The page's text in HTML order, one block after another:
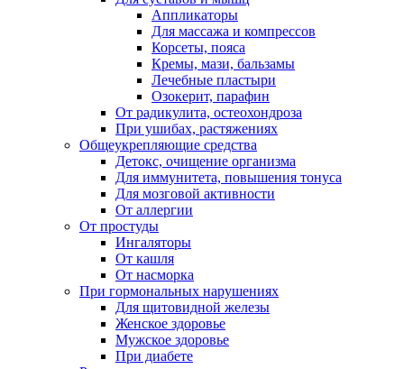
Аппликаторы
Для массажа и компрессов
Корсеты, пояса
Кремы, мази, бальзамы
Лечебные пластыри
Озокерит, парафин
От радикулита, остеохондроза
При ушибах, растяжениях
Общеукрепляющие средства
Детокс, очищение организма
Для иммунитета, повышения тонуса
Для мозговой активности
От аллергии
От простуды
Ингаляторы
От кашля
От насморка
При гормональных нарушениях
Для щитовидной железы
Женское здоровье
Мужское здоровье
При диабете